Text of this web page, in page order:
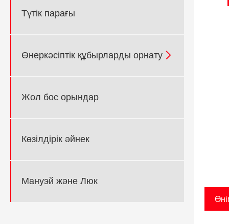
Түтік парағы
Өнеркәсіптік құбырларды орнату 
Жол бос орындар
Көзілдірік әйнек
Мануэй және Люк